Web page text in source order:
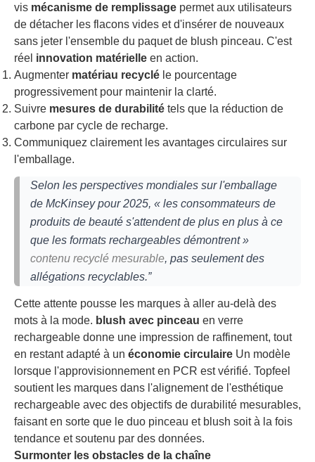
vis mécanisme de remplissage permet aux utilisateurs
de détacher les flacons vides et d'insérer de nouveaux
sans jeter l'ensemble du paquet de blush pinceau. C'est
réel innovation matérielle en action.
Augmenter matériau recyclé le pourcentage
progressivement pour maintenir la clarté.
Suivre mesures de durabilité tels que la réduction de
carbone par cycle de recharge.
Communiquez clairement les avantages circulaires sur
l'emballage.
Selon les perspectives mondiales sur l'emballage
de McKinsey pour 2025, « les consommateurs de
produits de beauté s'attendent de plus en plus à ce
que les formats rechargeables démontrent »
contenu recyclé mesurable, pas seulement des
allégations recyclables.”
Cette attente pousse les marques à aller au-delà des
mots à la mode. blush avec pinceau en verre
rechargeable donne une impression de raffinement, tout
en restant adapté à un économie circulaire Un modèle
lorsque l'approvisionnement en PCR est vérifié. Topfeel
soutient les marques dans l'alignement de l'esthétique
rechargeable avec des objectifs de durabilité mesurables,
faisant en sorte que le duo pinceau et blush soit à la fois
tendance et soutenu par des données.
Surmonter les obstacles de la chaîne